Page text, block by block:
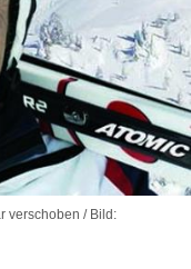
verschoben / Bild: